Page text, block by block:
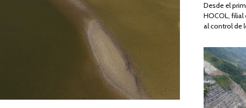
Desde el
HOCOL,
al control de